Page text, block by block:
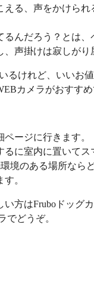
る、声をかけられ
るんだろう？とは
声掛けは寂しがり
るけれど、いいお
カメラがおすすめ
ージに行きます。
に室内に置いてス
境のある場所なら
。
方はFruboドッグ
でどうぞ。